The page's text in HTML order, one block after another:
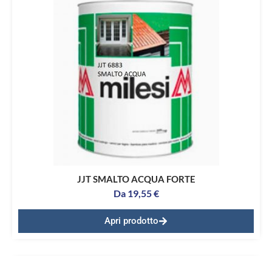
JJT SMALTO ACQUA FORTE
Da 19,55€
Apri prodotto